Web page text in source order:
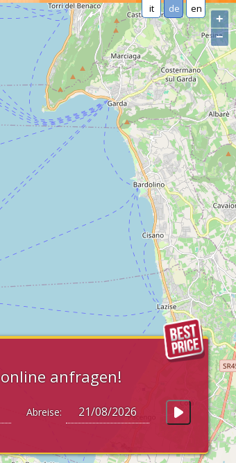
it de en
online anfragen!
Abreise:
+
−